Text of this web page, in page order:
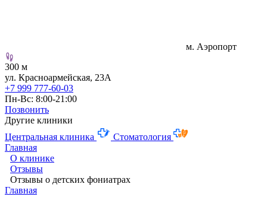
м. Аэропорт
300 м
ул. Красноармейская, 23А
+7 999 777-60-03
Пн-Вс: 8:00-21:00
Позвонить
Другие клиники
Центральная клиника
Стоматология
Главная
О клинике
Отзывы
Отзывы о детских фониатрах
Главная